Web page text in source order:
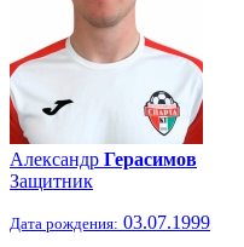
Александр Герасимов
Защитник
Дата рождения: 03.07.1999